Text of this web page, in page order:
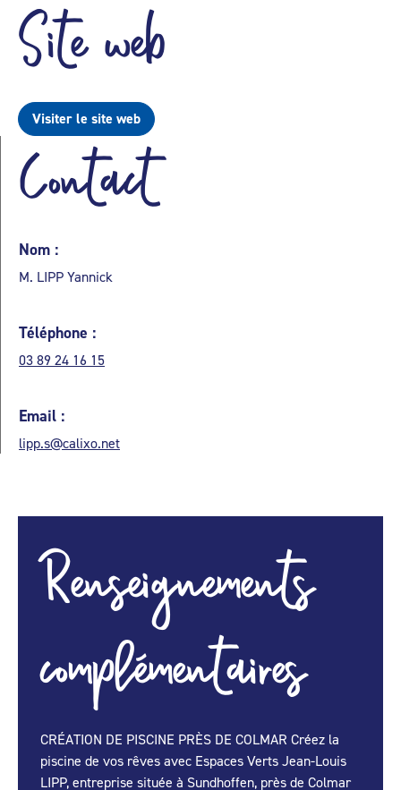
Site web
Visiter le site web
Contact
Nom :
M. LIPP Yannick
Téléphone :
03 89 24 16 15
Email :
lipp.s@calixo.net
Renseignements
complémentaires
CRÉATION DE PISCINE PRÈS DE COLMAR Créez la
piscine de vos rêves avec Espaces Verts Jean-Louis
LIPP, entreprise située à Sundhoffen, près de Colmar